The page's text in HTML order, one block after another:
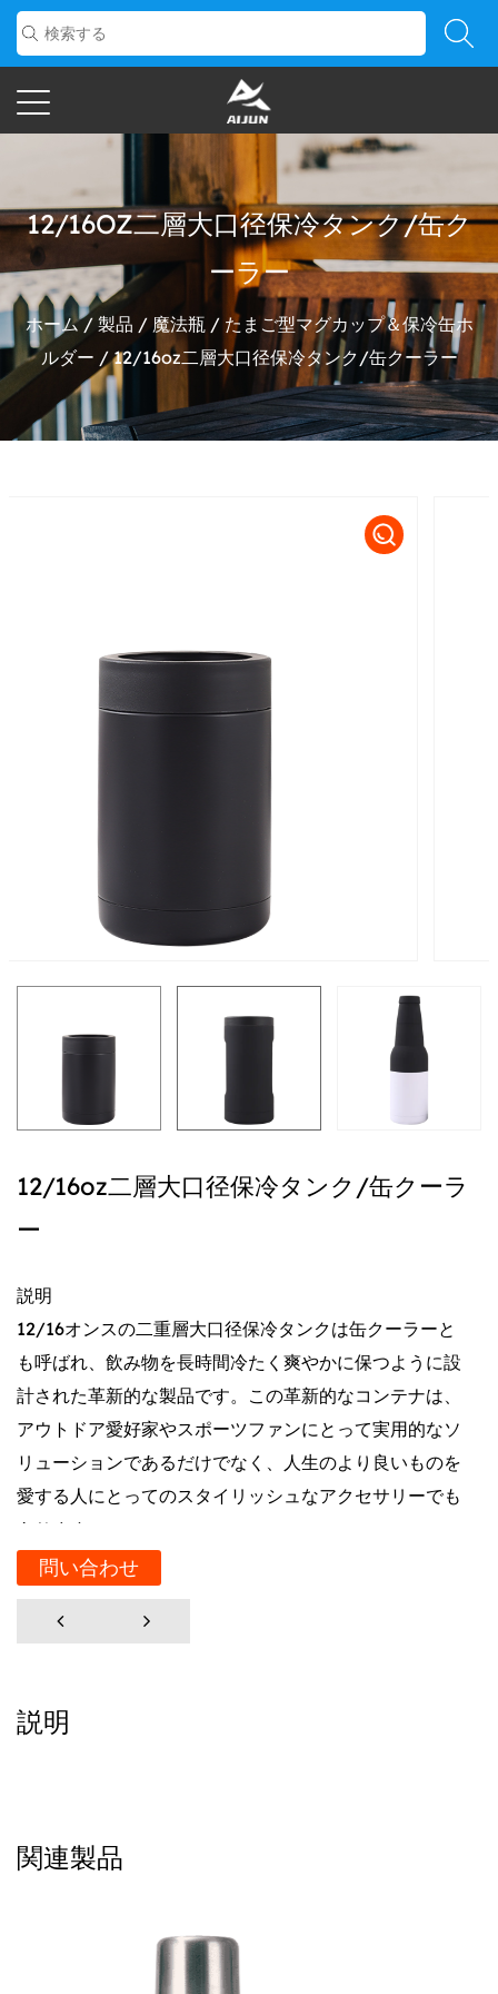
12/16OZ二層大口径保冷タンク/缶ク
ーラー
ホーム/ 製品 / 魔法瓶/ たまご型マグカップ＆保冷缶ホ
ルダー /12/16oz二層大口径保冷タンク/缶クーラー
12/16oz二層大口径保冷タンク/缶クーラ
ー
説明
12/16オンスの二重層大口径保冷タンクは缶クーラーと
も呼ばれ、飲み物を長時間冷たく爽やかに保つように設
計された革新的な製品です。この革新的なコンテナは、
アウトドア愛好家やスポーツファンにとって実用的なソ
リューションであるだけでなく、人生のより良いものを
愛する人にとってのスタイリッシュなアクセサリーでも
あります。
設計・施工：
12/16オンスの二層大口径保冷タンクは、従来のクーラ
ーとは一線を画す、洗練されたモダンなデザインで作ら
はポリエステルやネオプレンなど、耐久性がありお手入
ことが保証されます。
この冷蔵タンクの最大の特徴は、その優れた断熱性能で
す。二重層設計により、2 つの壁の間に空気の層が閉じ
問い合わせ
説明
関連製品